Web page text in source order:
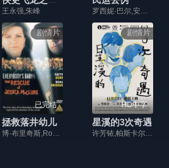
王永强,朱峰 罗西妮·巴尔,安德鲁·布雷特巴特,索尔·阿林斯基
剧情片
已完结
拯救落井幼儿
博·布里奇斯,Roxana,Zal,帕特·亨格尔,威尔·奥德哈姆
剧情片
HD中字
星溪的3次奇遇
许芳铱,帕斯卡尔·格雷戈里,黄若熙